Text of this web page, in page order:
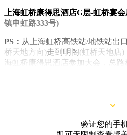
上海虹桥康得思酒店G层-虹桥宴
镇申虹路333号)
PS： 从上海虹桥高铁站/地铁站出口
桥天地方向)走到明阁(虹桥天地店)
海虹桥康得思酒店参加大会，总路
验证您的手